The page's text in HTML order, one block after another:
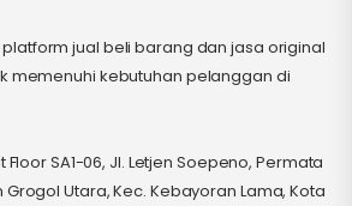
jual beli barang dan jasa original
memenuhi kebutuhan pelanggan di
Floor SA1-06, Jl. Letjen Soepeno, Permata
Utara, Kec. Kebayoran Lama, Kota